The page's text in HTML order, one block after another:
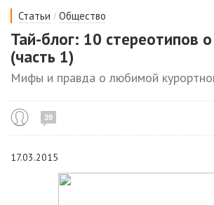
Статьи / Общество
Тай-блог: 10 стереотипов
(часть 1)
Мифы и правда о любимой
39
17.03.2015